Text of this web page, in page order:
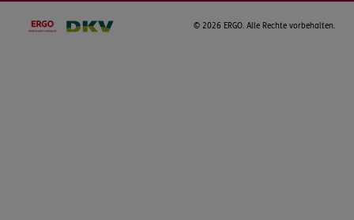
© 2026 ERGO. Alle Rechte vorbehalten.